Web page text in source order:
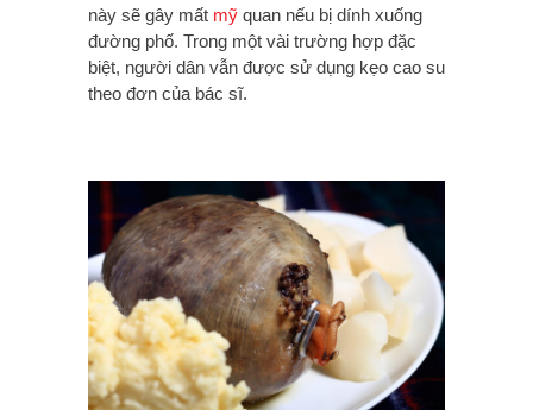
này sẽ gây mất mỹ quan nếu bị dính xuống
đường phố. Trong một vài trường hợp đặc
biệt, người dân vẫn được sử dụng kẹo cao su
theo đơn của bác sĩ.